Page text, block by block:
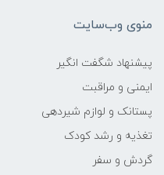
منوی وب‌سایت
پیشنهاد شگفت انگیر
ایمنی و مراقبت
پستانک و لوازم شیردهی
تغذیه و رشد کودک
گردش و سفر